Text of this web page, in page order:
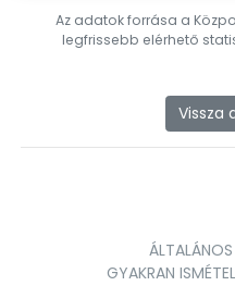
Az adatok forrása a
legfrissebb elérhető
Vissza
GYAKRAN